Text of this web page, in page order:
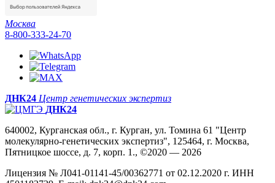
Москва
8-800-333-24-70
ДНК24 Центр генетических экспертиз
ДНК24
640002, Курганская обл., г. Курган, ул. Томина 61 "Центр
молекулярно-генетических экспертиз", 125464, г. Москва,
Пятницкое шоссе, д. 7, корп. 1., ©2020 — 2026
Лицензия № Л041-01141-45/00362771 от 02.12.2020 г. ИНН